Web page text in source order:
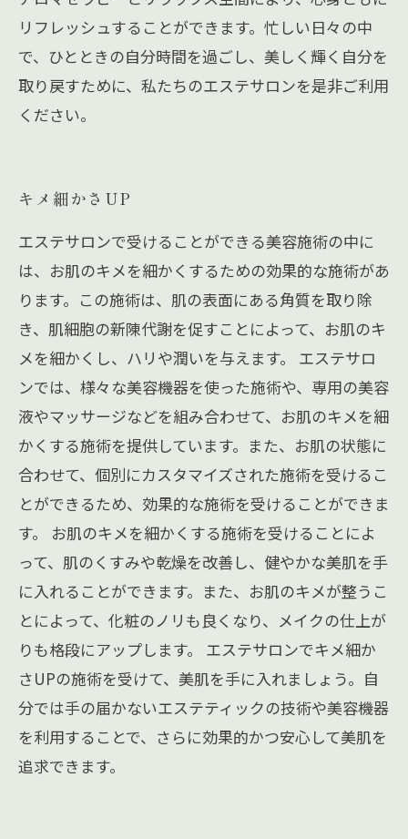
リフレッシュすることができます。忙しい日々の中
で、ひとときの自分時間を過ごし、美しく輝く自分を
取り戻すために、私たちのエステサロンを是非ご利用
ください。
キメ細かさUP
エステサロンで受けることができる美容施術の中に
は、お肌のキメを細かくするための効果的な施術があ
ります。この施術は、肌の表面にある角質を取り除
き、肌細胞の新陳代謝を促すことによって、お肌のキ
メを細かくし、ハリや潤いを与えます。 エステサロ
ンでは、様々な美容機器を使った施術や、専用の美容
液やマッサージなどを組み合わせて、お肌のキメを細
かくする施術を提供しています。また、お肌の状態に
合わせて、個別にカスタマイズされた施術を受けるこ
とができるため、効果的な施術を受けることができま
す。 お肌のキメを細かくする施術を受けることによ
って、肌のくすみや乾燥を改善し、健やかな美肌を手
に入れることができます。また、お肌のキメが整うこ
とによって、化粧のノリも良くなり、メイクの仕上が
りも格段にアップします。 エステサロンでキメ細か
さUPの施術を受けて、美肌を手に入れましょう。自
分では手の届かないエステティックの技術や美容機器
を利用することで、さらに効果的かつ安心して美肌を
追求できます。